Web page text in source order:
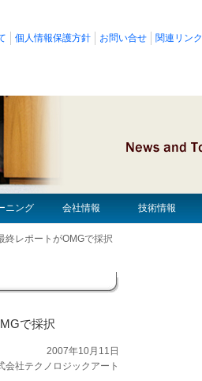
個人情報保護方針 お問い合せ 関連リンク
ニング 会社情報 技術情報
終レポートがOMGで採択
で採択
2007年10月11日
会社テクノロジックアート